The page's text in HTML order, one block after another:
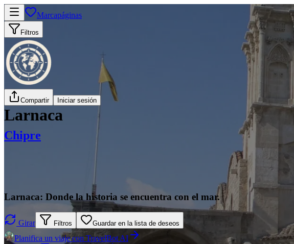
Marcapáginas
Filtros
Compartir Iniciar sesión
Larnaca
Chipre
Larnaca: Donde la historia se encuentra con el mar.
Girar Filtros Guardar en la lista de deseos
Planifica un viaje con TravelBot AI